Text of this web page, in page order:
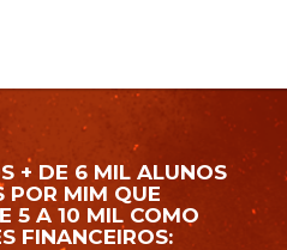
+ DE 6 MIL ALUNOS
POR MIM QUE
5 A 10 MIL COMO
FINANCEIROS: